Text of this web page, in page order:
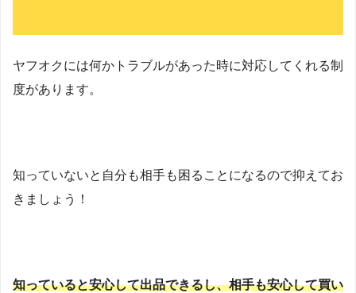
ヤフオクには何かトラブルがあった時に対応してくれる制
度があります。
知っていないと自分も相手も困ることになるので抑えてお
きましょう！
知っていると安心して出品できるし、相手も安心して買い